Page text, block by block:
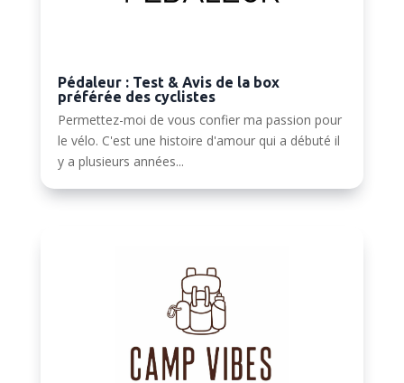
Pédaleur : Test & Avis de la box
préférée des cyclistes
Permettez-moi de vous confier ma passion pour
le vélo. C'est une histoire d'amour qui a débuté il
y a plusieurs années...